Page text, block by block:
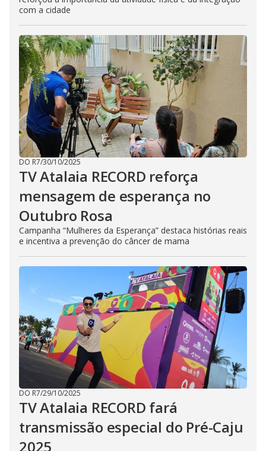
com a cidade
DO R7/30/10/2025
TV Atalaia RECORD reforça
mensagem de esperança no
Outubro Rosa
Campanha “Mulheres da Esperança” destaca histórias reais
e incentiva a prevenção do câncer de mama
DO R7/29/10/2025
TV Atalaia RECORD fará
transmissão especial do Pré-Caju
2025